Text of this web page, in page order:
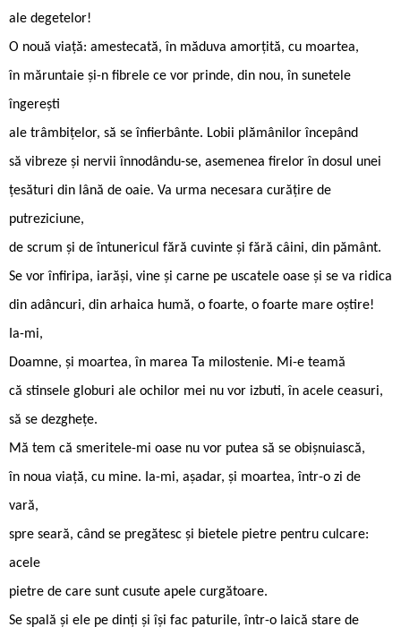
ale degetelor!
O nouă viaţă: amestecată, în măduva amorţită, cu moartea,
în măruntaie și-n fibrele ce vor prinde, din nou, în sunetele
îngerești
ale trâmbițelor, să se înfierbânte. Lobii plămânilor începând
să vibreze şi nervii înnodându-se, asemenea firelor în dosul unei
ţesături din lână de oaie. Va urma necesara curățire de
putreziciune,
de scrum şi de întunericul fără cuvinte şi fără câini, din pământ.
Se vor înfiripa, iarăşi, vine şi carne pe uscatele oase şi se va ridica
din adâncuri, din arhaica humă, o foarte, o foarte mare oştire!
Ia-mi,
Doamne, și moartea, în marea Ta milostenie. Mi-e teamă
că stinsele globuri ale ochilor mei nu vor izbuti, în acele ceasuri,
să se dezghețe.
Mă tem că smeritele-mi oase nu vor putea să se obișnuiască,
în noua viață, cu mine. Ia-mi, așadar, și moartea, într-o zi de
vară,
spre seară, când se pregătesc și bietele pietre pentru culcare:
acele
pietre de care sunt cusute apele curgătoare.
Se spală și ele pe dinți și își fac paturile, într-o laică stare de